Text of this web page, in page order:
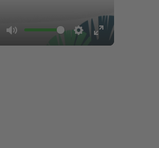
Mute Settings
Enter